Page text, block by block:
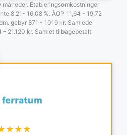
Etableringsomkostninger
8.21- 16,08 %. ÅOP 11,64 - 19,72
gebyr 871 - 1019 kr. Samlede
21.120 kr. Samlet tilbagebetalt